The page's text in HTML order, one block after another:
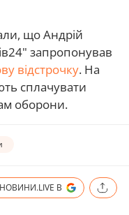
що Андрій
запропонував
відстрочку. На
сплачувати
оборони.
В